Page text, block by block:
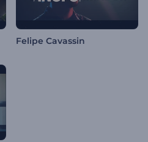
Felipe Cavassin